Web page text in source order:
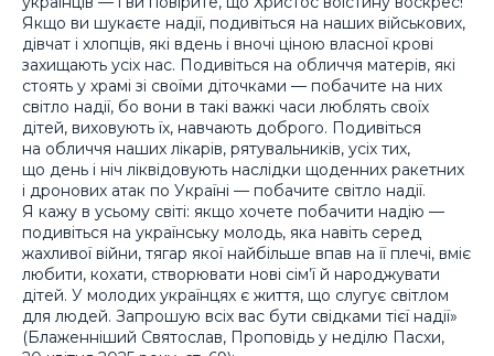
Якщо ви шукаєте надії, подивіться на наших військових,
дівчат і хлопців, які вдень і вночі ціною власної крові
захищають усіх нас. Подивіться на обличчя матерів, які
стоять у храмі зі своїми діточками — побачите на них
світло надії, бо вони в такі важкі часи люблять своїх
дітей, виховують їх, навчають доброго. Подивіться
на обличчя наших лікарів, рятувальників, усіх тих,
що день і ніч ліквідовують наслідки щоденних ракетних
і дронових атак по Україні — побачите світло надії.
Я кажу в усьому світі: якщо хочете побачити надію —
подивіться на українську молодь, яка навіть серед
жахливої війни, тягар якої найбільше впав на її плечі, вміє
любити, кохати, створювати нові сім’ї й народжувати
дітей. У молодих українцях є життя, що слугує світлом
для людей. Запрошую всіх вас бути свідками тієї надії»
(Блаженніший Святослав, Проповідь у неділю Пасхи,